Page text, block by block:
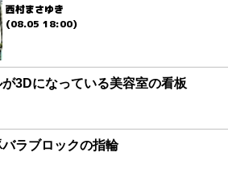
西村まさゆき
(08.05 18:00)
3Dになっている美容室の看板
バラブロックの指輪